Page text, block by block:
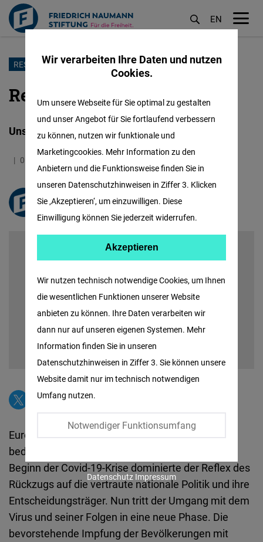
Direkt
Inhalt
EN
RESTART21
Reshape Europe!
Unsere Publikation für die Zukunft Europas
05.05.2021
freiheit.org
Europa steht vor dem Wendepunkt in einer der
bedrohlichsten Krisen seit dem 2. Weltkrieg. Zu
Beginn der Covid-19-Krise dominierte der Reflex des
Rückzugs auf die vertraute nationale Politik und ihre
Entscheidungsträger. Nun tritt der Umgang mit dem
Virus und seiner Folgen in eine neue Phase. Die
bevorstehende Impfung der Bevölkerungen mit
Wir verarbeiten Ihre Daten und nutzen
Cookies.
Wir nutzen technisch notwendige Cookies, um Ihnen
die wesentlichen Funktionen unserer Website
anbieten zu können. Ihre Daten verarbeiten wir
dann nur auf unseren eigenen Systemen. Mehr
Information finden Sie in unseren
Datenschutzhinweisen in Ziffer 3. Sie können unsere
Website damit nur im technisch notwendigen
Umfang nutzen.
Notwendiger Funktionsumfang
Um unsere Webseite für Sie optimal zu gestalten
und unser Angebot für Sie fortlaufend verbessern
zu können, nutzen wir funktionale und
Marketingcookies. Mehr Information zu den
Anbietern und die Funktionsweise finden Sie in
unseren Datenschutzhinweisen in Ziffer 3. Klicken
Sie ‚Akzeptieren‘, um einzuwilligen. Diese
Einwilligung können Sie jederzeit widerrufen.
Facebook
Embed
Twitter
Embed
Instagram
Embed
Google
Maps
Embed
Akzeptieren
Datenschutz Impressum